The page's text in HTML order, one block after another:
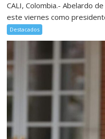
CALI, Colombia.- Abelardo
este viernes como
Destacados